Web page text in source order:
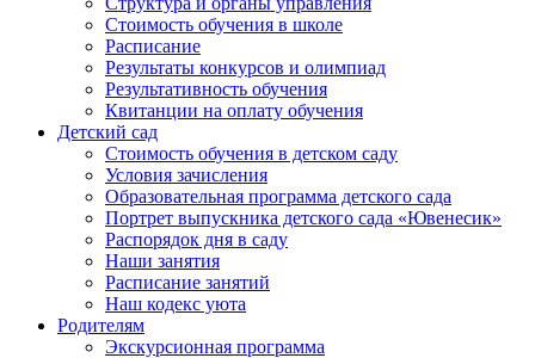
Стоимость обучения в школе
Расписание
Результаты конкурсов и олимпиад
Результативность обучения
Квитанции на оплату обучения
Детский сад
Стоимость обучения в детском саду
Условия зачисления
Образовательная программа детского сада
Портрет выпускника детского сада «Ювенесик»
Распорядок дня в саду
Наши занятия
Расписание занятий
Наш кодекс уюта
Родителям
Экскурсионная программа